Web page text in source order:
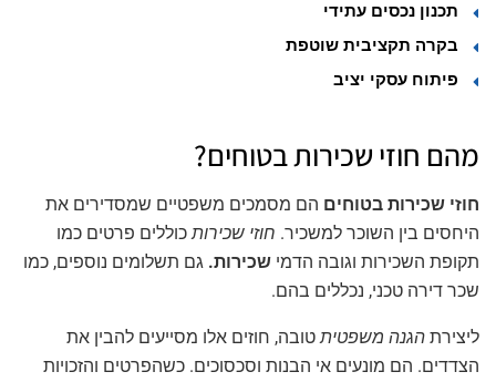
תכנון נכסים עתידי
בקרה תקציבית שוטפת
פיתוח עסקי יציב
מהם חוזי שכירות בטוחים?
חוזי שכירות בטוחים הם מסמכים משפטיים שמסדירים את
היחסים בין השוכר למשכיר. חוזי שכירות כוללים פרטים כמו
תקופת השכירות וגובה הדמי שכירות. גם תשלומים נוספים, כמו
שכר דירה טכני, נכללים בהם.
ליצירת הגנה משפטית טובה, חוזים אלו מסייעים להבין את
הצדדים. הם מונעים אי הבנות וסכסוכים. כשהפרטים והזכויות